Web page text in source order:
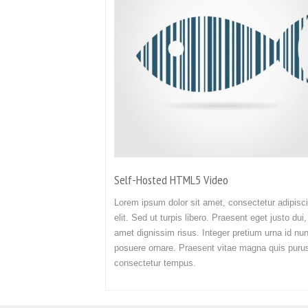
Self-Hosted HTML5 Video
Lorem ipsum dolor sit amet, consectetur
elit. Sed ut turpis libero. Praesent eget justo
amet dignissim risus. Integer pretium urna id
posuere ornare. Praesent vitae magna quis
consectetur tempus.